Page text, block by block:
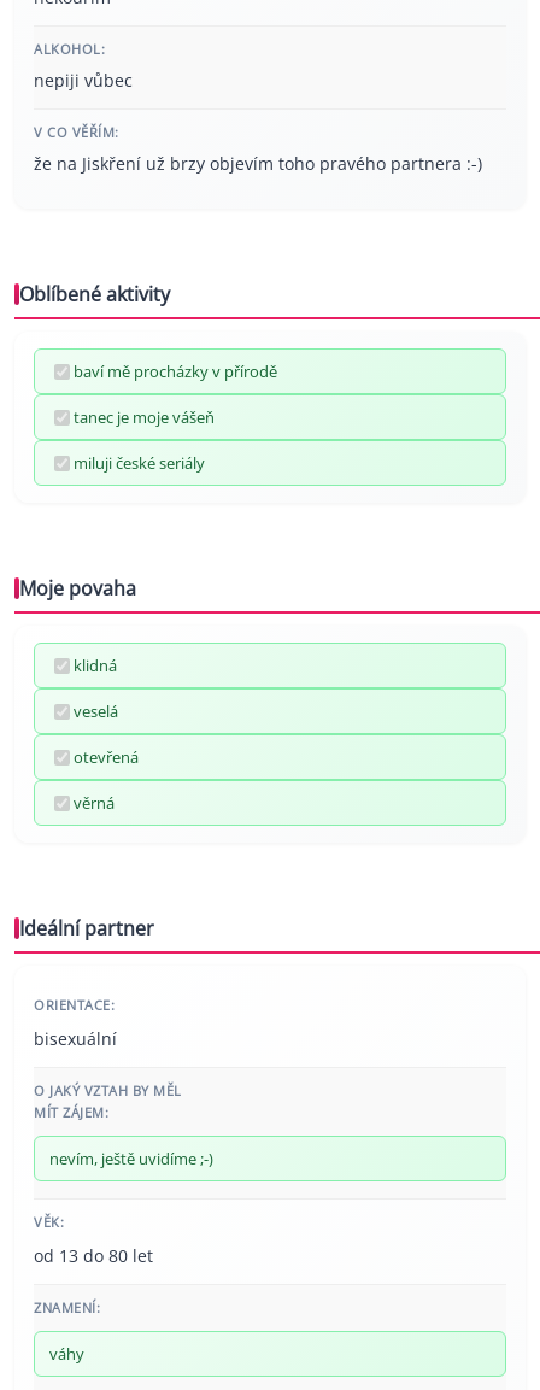
ALKOHOL:
nepiji vůbec
V CO VĚŘÍM:
že na Jiskření už brzy objevím toho pravého partnera :-)
Oblíbené aktivity
baví mě procházky v přírodě
tanec je moje vášeň
miluji české seriály
Moje povaha
klidná
veselá
otevřená
věrná
Ideální partner
ORIENTACE:
bisexuální
O JAKÝ VZTAH BY MĚL
MÍT ZÁJEM:
nevím, ještě uvidíme ;-)
VĚK:
od 13 do 80 let
ZNAMENÍ:
váhy